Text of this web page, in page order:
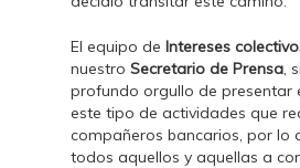
El equipo deIntereses
nuestroSecretario de Prensa,
profundo orgullo de presentar
este tipo de actividades que
compañeros bancarios, por lo
todos aquellos y aquellas a